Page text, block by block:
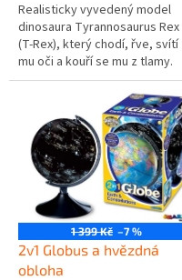
Realisticky vyvedený model
dinosaura Tyrannosaurus Rex
(T-Rex), který chodí, řve, svítí
mu oči a kouří se mu z tlamy.
1 399 Kč –7 %
2v1 Globus a hvězdná
obloha